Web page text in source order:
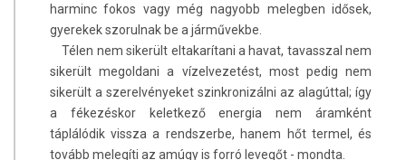
harminc fokos vagy még nagyobb melegben idősek,
gyerekek szorulnak be a járművekbe.
Télen nem sikerült eltakarítani a havat, tavasszal nem
sikerült megoldani a vízelvezetést, most pedig nem
sikerült a szerelvényeket szinkronizálni az alagúttal; így
a fékezéskor keletkező energia nem áramként
táplálódik vissza a rendszerbe, hanem hőt termel, és
tovább melegíti az amúgy is forró levegőt - mondta.